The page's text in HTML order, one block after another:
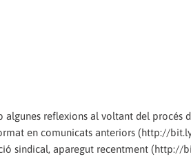
algunes reflexions al voltant del
en comunicats anteriors (http://
sindical, aparegut recentment (http://